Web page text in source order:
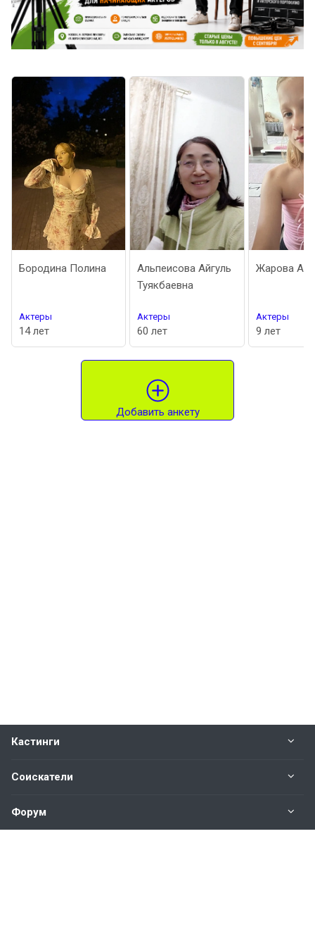
Бородина Полина
Актеры
14 лет
Альпеисова Айгуль
Туякбаевна
Актеры
60 лет
Жарова
Актеры
9 лет
Добавить анкету
Кастинги
Соискатели
Форум